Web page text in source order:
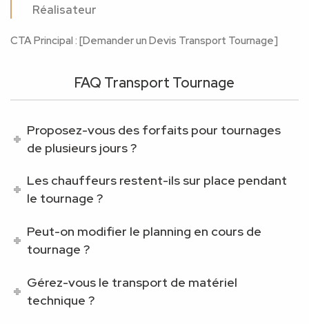
Réalisateur
CTA Principal : [Demander un Devis Transport Tournage]
FAQ Transport Tournage
Proposez-vous des forfaits pour tournages
de plusieurs jours ?
Les chauffeurs restent-ils sur place pendant
le tournage ?
Peut-on modifier le planning en cours de
tournage ?
Gérez-vous le transport de matériel
technique ?